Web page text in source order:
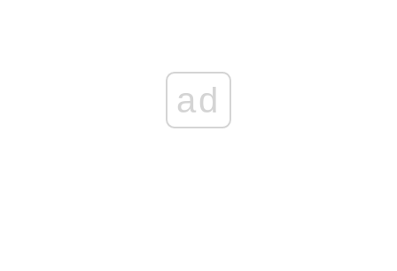
ad